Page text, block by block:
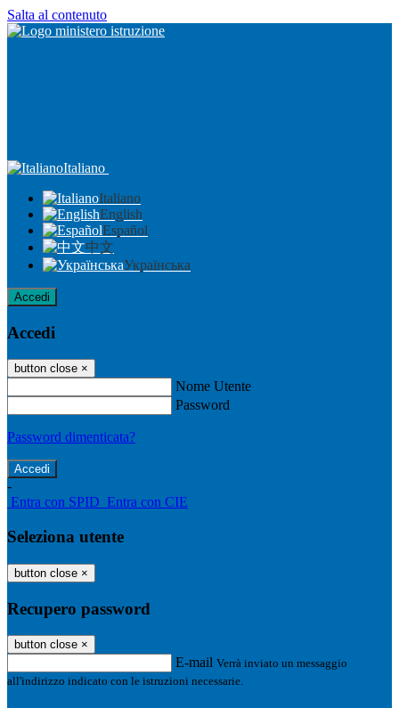
Salta al contenuto
Italiano
Italiano
English
Español
中文
Українська
Accedi
Accedi
button close ×
Nome Utente
Password
Password dimenticata?
-
Entra con SPID Entra con CIE
Seleziona utente
button close ×
Recupero password
button close ×
E-mail Verrà inviato un messaggio
all'indirizzo indicato con le istruzioni necessarie.